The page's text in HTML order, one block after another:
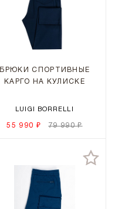
БРЮКИ СПОРТИВНЫЕ
КАРГО НА КУЛИСКЕ
LUIGI BORRELLI
55 990 ₽ 79 990 ₽